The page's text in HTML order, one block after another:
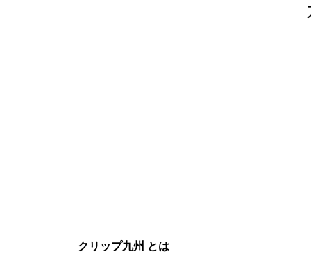
クリップ九州 とは